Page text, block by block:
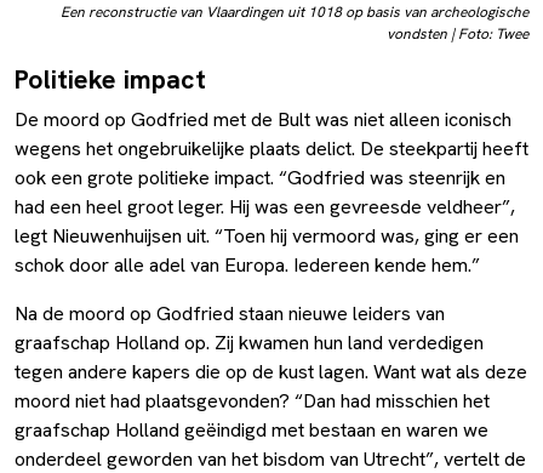
Een reconstructie van Vlaardingen uit 1018 op basis van archeologische
vondsten | Foto: Twee
Politieke impact
De moord op Godfried met de Bult was niet alleen iconisch
wegens het ongebruikelijke plaats delict. De steekpartij heeft
ook een grote politieke impact. “Godfried was steenrijk en
had een heel groot leger. Hij was een gevreesde veldheer”,
legt Nieuwenhuijsen uit. “Toen hij vermoord was, ging er een
schok door alle adel van Europa. Iedereen kende hem.”
Na de moord op Godfried staan nieuwe leiders van
graafschap Holland op. Zij kwamen hun land verdedigen
tegen andere kapers die op de kust lagen. Want wat als deze
moord niet had plaatsgevonden? “Dan had misschien het
graafschap Holland geëindigd met bestaan en waren we
onderdeel geworden van het bisdom van Utrecht”, vertelt de